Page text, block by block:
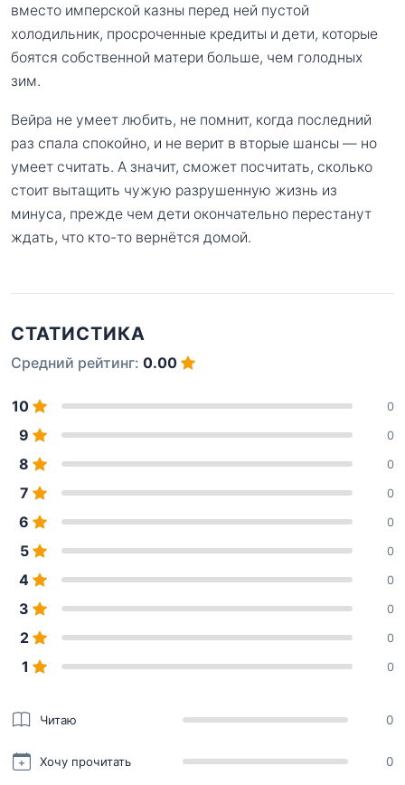
вместо имперской казны перед ней пустой
холодильник, просроченные кредиты и дети, которые
боятся собственной матери больше, чем голодных
зим.
Вейра не умеет любить, не помнит, когда последний
раз спала спокойно, и не верит в вторые шансы — но
умеет считать. А значит, сможет посчитать, сколько
стоит вытащить чужую разрушенную жизнь из
минуса, прежде чем дети окончательно перестанут
ждать, что кто-то вернётся домой.
СТАТИСТИКА
Средний рейтинг: 0.00
10 0
9 0
8 0
7 0
6 0
5 0
4 0
3 0
2 0
1 0
Читаю 0
Хочу прочитать 0